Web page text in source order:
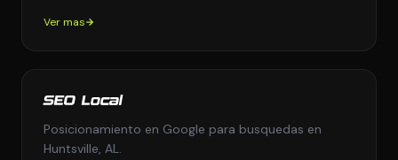
Ver mas
SEO Local
Posicionamiento en Google para busquedas en
Huntsville, AL.